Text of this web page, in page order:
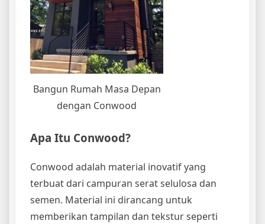
Bangun Rumah Masa Depan
dengan Conwood
Apa Itu Conwood?
Conwood adalah material inovatif yang
terbuat dari campuran serat selulosa dan
semen. Material ini dirancang untuk
memberikan tampilan dan tekstur seperti